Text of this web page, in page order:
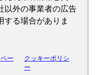
以外の事業者の広告
する場合がありま
ー
クッキーポリシ
ー